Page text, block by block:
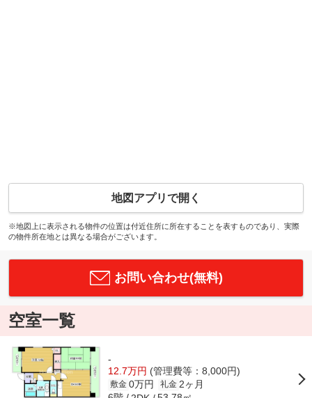
地図アプリで開く
※地図上に表示される物件の位置は付近住所に所在することを表すものであり、実際
の物件所在地とは異なる場合がございます。
お問い合わせ(無料)
空室一覧
-
12.7万円 (管理費等：8,000円)
敷金 0万円 礼金 2ヶ月